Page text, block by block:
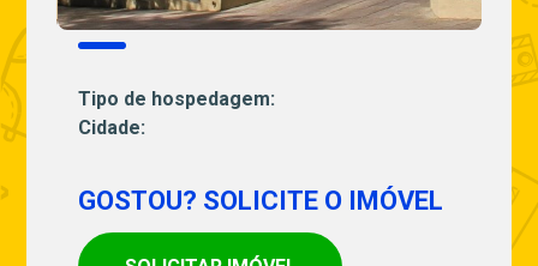
Tipo de hospedagem:
Cidade:
GOSTOU? SOLICITE O IMÓVEL